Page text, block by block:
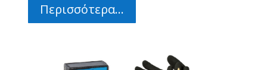
Περισσότερα...